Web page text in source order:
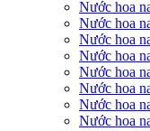
Nước hoa
Nước hoa
Nước hoa
Nước hoa
Nước hoa
Nước hoa
Nước hoa
Nước hoa